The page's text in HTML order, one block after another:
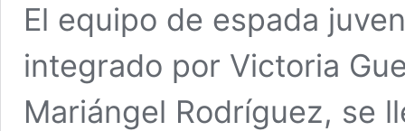
El equipo de espada
integrado por Victoria
Mariángel Rodríguez, se